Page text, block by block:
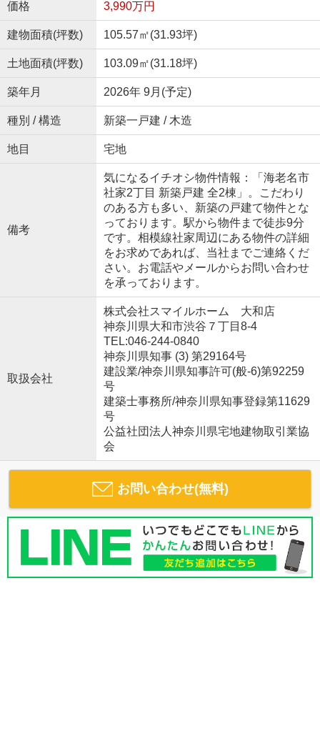
価格 3,990万円
建物面積(坪数) 105.57㎡(31.93坪)
土地面積(坪数) 103.09㎡(31.18坪)
築年月 2026年 9月(予定)
種別 / 構造 新築一戸建 / 木造
地目 宅地
備考
気になるイチオシ物件情報：「海老名市
社家2丁目 新築戸建 全2棟」。こだわり
のある方も多い、新築の戸建て物件とな
っております。駅から物件まで徒歩9分
です。相模線社家周辺にある物件の詳細
をお求めであれば、当社までご連絡くだ
さい。お電話やメールからお問い合わせ
を承っております。
取扱会社
株式会社スマイルホーム 大和店
神奈川県大和市渋谷７丁目8-4
TEL:046-244-0840
神奈川県知事 (3) 第29164号
建設業/神奈川県知事許可(般-6)第92259
号
建築士事務所/神奈川県知事登録第11629
号
公益社団法人神奈川県宅地建物取引業協
会
お問い合わせ(無料)